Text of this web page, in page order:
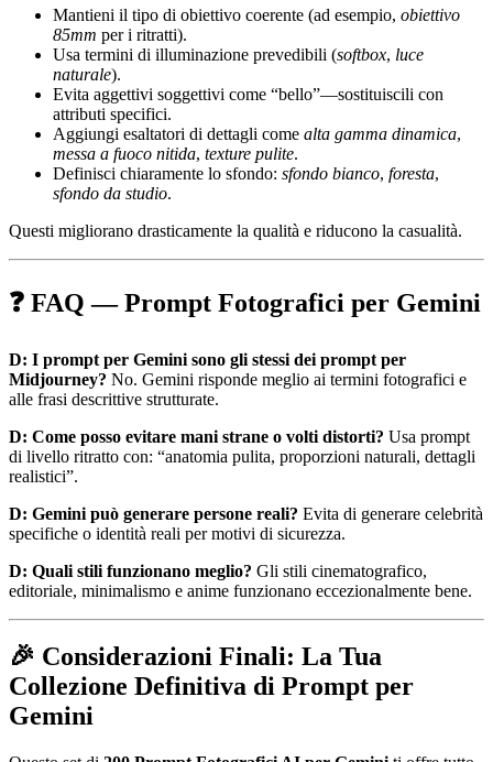
Mantieni il tipo di obiettivo coerente (ad esempio, obiettivo
85mm per i ritratti).
Usa termini di illuminazione prevedibili (softbox, luce
naturale).
Evita aggettivi soggettivi come “bello”—sostituiscili con
attributi specifici.
Aggiungi esaltatori di dettagli come alta gamma dinamica,
messa a fuoco nitida, texture pulite.
Definisci chiaramente lo sfondo: sfondo bianco, foresta,
sfondo da studio.
Questi migliorano drasticamente la qualità e riducono la casualità.
❓ FAQ — Prompt Fotografici per Gemini
D: I prompt per Gemini sono gli stessi dei prompt per
Midjourney? No. Gemini risponde meglio ai termini fotografici e
alle frasi descrittive strutturate.
D: Come posso evitare mani strane o volti distorti? Usa prompt
di livello ritratto con: “anatomia pulita, proporzioni naturali, dettagli
realistici”.
D: Gemini può generare persone reali? Evita di generare celebrità
specifiche o identità reali per motivi di sicurezza.
D: Quali stili funzionano meglio? Gli stili cinematografico,
editoriale, minimalismo e anime funzionano eccezionalmente bene.
🎉 Considerazioni Finali: La Tua
Collezione Definitiva di Prompt per
Gemini